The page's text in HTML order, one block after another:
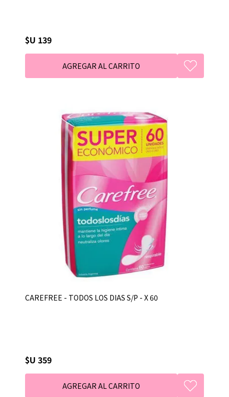
$U 139
CAREFREE - TODOS LOS DIAS S/P - X 60
$U 359